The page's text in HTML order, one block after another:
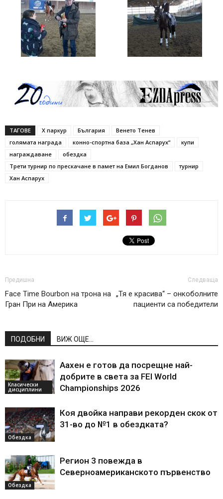
ТАГОВЕ X паркур България
Венето Тенев
голямата награда
конно-спортна база „Хан Аспарух“
купи
награждаване
обездка
Трети турнир по прескачане в памет на Емил Богданов
турнир
Хан Аспарух
Предишна
Face Time Bourbon на трона на
Гран При на Америка
Следваща
„Тя е красива“ – онкоболните
пациенти са победители
ПОДОБНИ ВИЖ ОЩЕ...
Класически
дисциплини
Аахен е готов да посрещне най-
добрите в света за FEI World
Championships 2026
Обездка
Коя двойка направи рекорден скок от
31-во до №1 в обездката?
Обездка
Регион 3 повежда в
Северноамериканското първенство